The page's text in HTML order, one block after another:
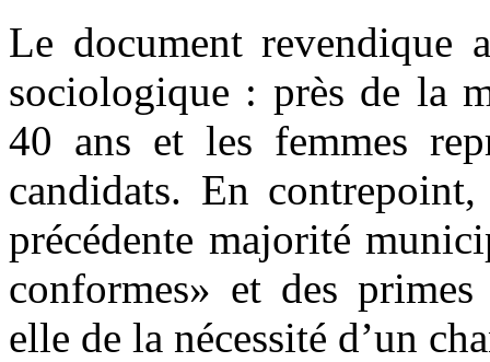
Le document revendique
sociologique : près de la
40 ans et les femmes
candidats. En
précédente majorité
conformes» et des
elle de la nécessité d’un